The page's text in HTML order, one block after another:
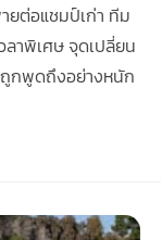
ยต่อแชมป์เก่า ทีม
ลาพิเศษ จุดเปลี่ยน
กพูดถึงอย่างหนัก